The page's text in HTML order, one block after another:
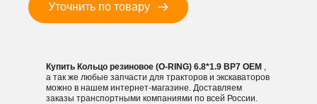
Уточнить по товару
Купить Кольцо резиновое (O-RING) 6.8*1.9 BP7 OEM ,
а так же любые запчасти для тракторов и экскаваторов
можно в нашем интернет-магазине. Доставляем
заказы транспортными компаниями по всей России.